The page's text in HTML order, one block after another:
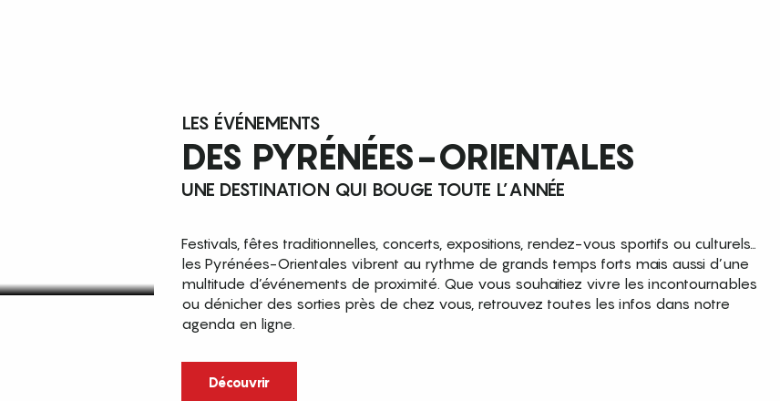
LES ÉVÉNEMENTS
DES PYRÉNÉES-ORIENTALES
UNE DESTINATION QUI BOUGE TOUTE L’ANNÉE
Festivals, fêtes traditionnelles, concerts, expositions, rendez-vous sportifs ou culturels…
les Pyrénées-Orientales vibrent au rythme de grands temps forts mais aussi d’une
multitude d’événements de proximité. Que vous souhaitiez vivre les incontournables
ou dénicher des sorties près de chez vous, retrouvez toutes les infos dans notre
agenda en ligne.
Découvrir